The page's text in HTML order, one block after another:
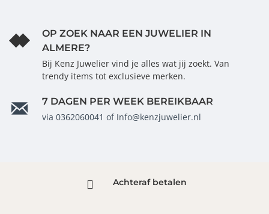
OP ZOEK NAAR EEN JUWELIER IN
ALMERE?
Bij Kenz Juwelier vind je alles wat jij zoekt. Van
trendy items tot exclusieve merken.
7 DAGEN PER WEEK BEREIKBAAR
via 0362060041 of Info@kenzjuwelier.nl
Achteraf betalen